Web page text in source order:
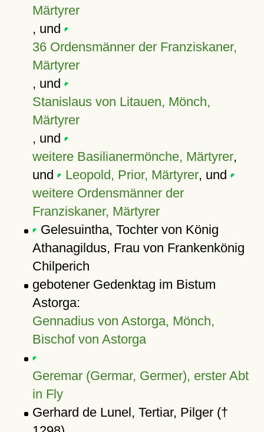
Märtyrer
, und
36 Ordensmänner der Franziskaner,
Märtyrer
, und
Stanislaus von Litauen, Mönch,
Märtyrer
, und
weitere Basilianermönche, Märtyrer,
und
Leopold, Prior, Märtyrer, und
weitere Ordensmänner der
Franziskaner, Märtyrer
Gelesuintha, Tochter von König
Athanagildus, Frau von Frankenkönig
Chilperich
gebotener Gedenktag im Bistum
Astorga:
Gennadius von Astorga, Mönch,
Bischof von Astorga
Geremar (Germar, Germer), erster Abt
in Fly
Gerhard de Lunel, Tertiar, Pilger (†